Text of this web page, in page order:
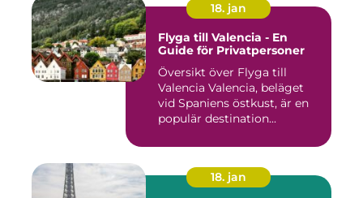
18. jan
Flyga till Valencia - En
Guide för Privatpersoner
Översikt över Flyga till
Valencia Valencia, beläget
vid Spaniens östkust, är en
populär destination...
18. jan